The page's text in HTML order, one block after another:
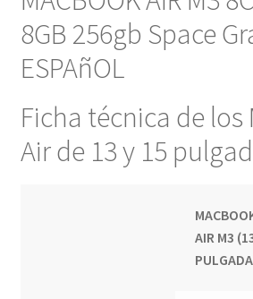
8GB 256gb Space
ESPAñOL
Ficha técnica de los
Air de 13 y 15
AIR M3